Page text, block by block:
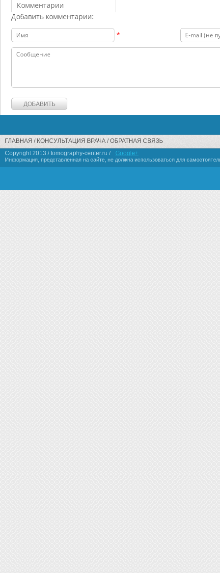
Комментарии
Добавить комментарии:
*
ГЛАВНАЯ КОНСУЛЬТАЦИЯ ВРАЧА
ОБРАТНАЯ СВЯЗЬ
Copyright 2013 / tomography-center.ru /
Google+
Информация, представленная на сайте, не должна использоваться для